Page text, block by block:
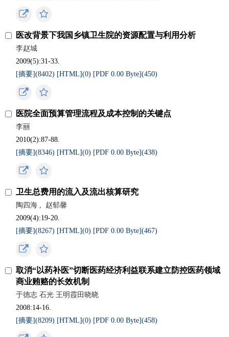
医改背景下我国乡镇卫生院的资源配置与利用分析
李赵城
2009(5):31-33.
[摘要](8402) [HTML](0) [PDF 0.00 Byte](450)
医院全面预算管理流程及成本控制的关键点
李丽
2010(2):87-88.
[摘要](8346) [HTML](0) [PDF 0.00 Byte](438)
卫生总费用的流入及流出核算研究
陶四海 ,
赵郁馨
2009(4):19-20.
[摘要](8267) [HTML](0) [PDF 0.00 Byte](467)
取消“以药补医”切断医药经济利益联系建立防控医药领域
商业贿赂的长效机制
于德志 石光 王明霞田晓晓
2008:14-16.
[摘要](8209) [HTML](0) [PDF 0.00 Byte](458)